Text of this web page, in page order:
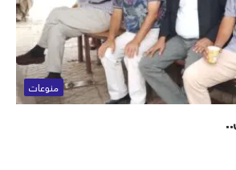
منوعات